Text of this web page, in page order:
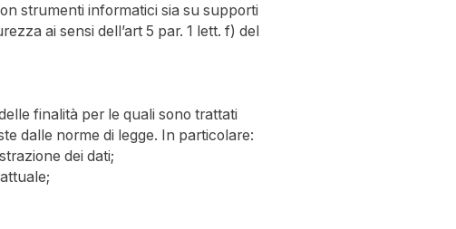
strumenti informatici sia su supporti
ai sensi dell’art 5 par. 1 lett. f) del
finalità per le quali sono trattati
dalle norme di legge. In particolare:
dei dati;